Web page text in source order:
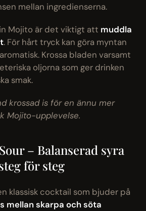
mellan ingredienserna.
Mojito är det viktigt att muddla
. För hårt tryck kan göra myntan
Krossa bladen varsamt
oljorna som ger drinken
smak.
krossad is för en ännu mer
Mojito-upplevelse.
– Balanserad syra
för steg
klassisk cocktail som bjuder på
mellan skarpa och söta